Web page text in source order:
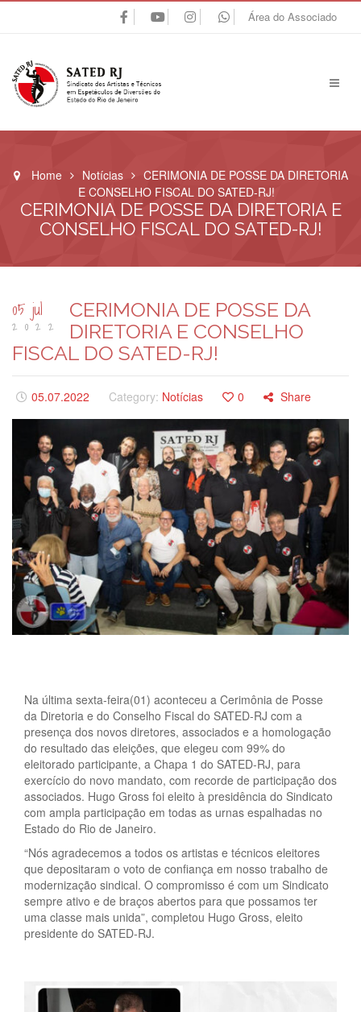
Área do Associado
Home Notícias
CERIMONIA DE POSSE DA DIRETORIA
E CONSELHO FISCAL DO SATED-RJ!
CERIMONIA DE POSSE DA DIRETORIA E
CONSELHO FISCAL DO SATED-RJ!
05 jul
2022
CERIMONIA DE POSSE DA
DIRETORIA E CONSELHO
FISCAL DO SATED-RJ!
05.07.2022 Category: Notícias 0 Share
Na última sexta-feira(01) aconteceu a Cerimônia de Posse
da Diretoria e do Conselho Fiscal do SATED-RJ com a
presença dos novos diretores, associados e a homologação
do resultado das eleições, que elegeu com 99% do
eleitorado participante, a Chapa 1 do SATED-RJ, para
exercício do novo mandato, com recorde de participação dos
associados. Hugo Gross foi eleito à presidência do Sindicato
com ampla participação em todas as urnas espalhadas no
Estado do Rio de Janeiro.
“Nós agradecemos a todos os artistas e técnicos eleitores
que depositaram o voto de confiança em nosso trabalho de
modernização sindical. O compromisso é com um Sindicato
sempre ativo e de braços abertos para que possamos ter
uma classe mais unida”, completou Hugo Gross, eleito
presidente do SATED-RJ.